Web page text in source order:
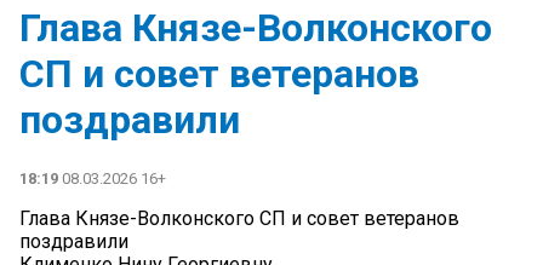
Глава Князе-Волконского
СП и совет ветеранов
поздравили
18:19 08.03.2026 16+
Глава Князе-Волконского СП и совет ветеранов
поздравили